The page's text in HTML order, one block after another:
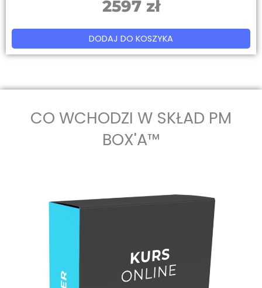
2597 zł
DODAJ DO KOSZYKA
CO WCHODZI W SKŁAD PM
BOX'A™